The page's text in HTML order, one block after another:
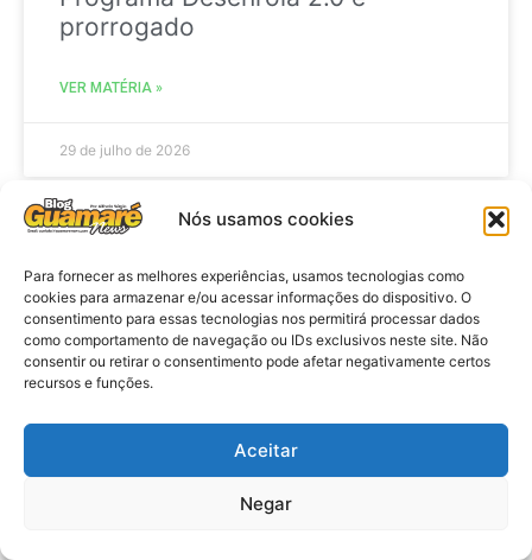
Nós usamos cookies
Para fornecer as melhores experiências, usamos tecnologias como
cookies para armazenar e/ou acessar informações do dispositivo. O
consentimento para essas tecnologias nos permitirá processar dados
como comportamento de navegação ou IDs exclusivos neste site. Não
consentir ou retirar o consentimento pode afetar negativamente certos
recursos e funções.
Aceitar
Negar
prorrogado
VER MATÉRIA »
29 de julho de 2026